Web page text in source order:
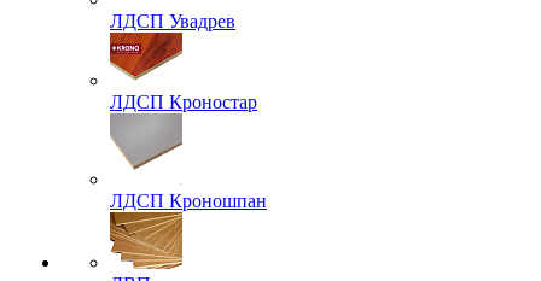
ЛДСП Увадрев
ЛДСП Кроностар
ЛДСП Кроношпан